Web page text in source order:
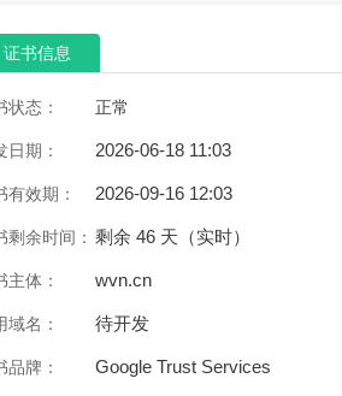
证书信息
状态： 正常
日期： 2026-06-18 11:03
有效期： 2026-09-16 12:03
剩余时间： 剩余 46 天（实时）
主体： wvn.cn
域名： 待开发
品牌： Google Trust Services